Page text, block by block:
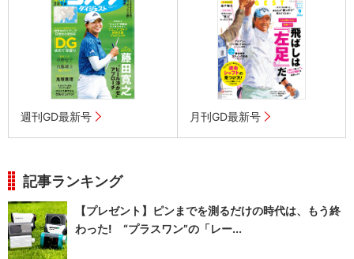
週刊GD最新号 月刊GD最新号
記事ランキング
【プレゼント】ピンまでを測るだけの時代は、もう終
わった! “プラスワン”の「レー...